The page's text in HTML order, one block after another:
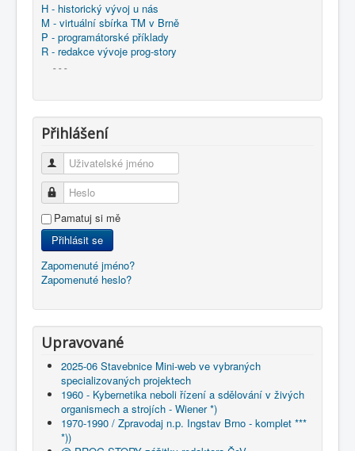
H - historický vývoj u nás
M - virtuální sbírka TM v Brně
P - programátorské příklady
R - redakce vývoje prog-story
- - -
Přihlášení
Uživatelské jméno
Heslo
Pamatuj si mě
Přihlásit se
Zapomenuté jméno?
Zapomenuté heslo?
Upravované
2025-06 Stavebnice Mini-web ve vybraných
specializovaných projektech
1960 - Kybernetika neboli řízení a sdělování v živých
organismech a strojích - Wiener *)
1970-1990 / Zpravodaj n.p. Ingstav Brno - komplet ***
*))